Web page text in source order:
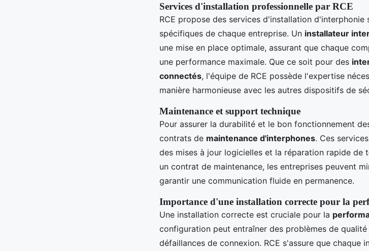
Services d'installation professionnelle par RCE
RCE propose des services d'installation d'interphonie
spécifiques de chaque entreprise. Un installateur
une mise en place optimale, assurant que chaque
une performance maximale. Que ce soit pour des
connectés, l'équipe de RCE possède l'expertise
manière harmonieuse avec les autres dispositifs de
Maintenance et support technique
Pour assurer la durabilité et le bon fonctionnement
contrats de maintenance d'interphones. Ces
des mises à jour logicielles et la réparation rapide
un contrat de maintenance, les entreprises peuvent
garantir une communication fluide en permanence.
Importance d'une installation correcte pour la
Une installation correcte est cruciale pour la
configuration peut entraîner des problèmes de
défaillances de connexion. RCE s'assure que chaque